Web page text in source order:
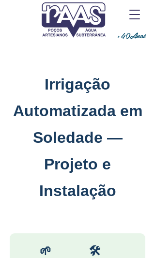
+40Anos
Irrigação
Automatizada em
Soledade —
Projeto e
Instalação
🌱 🛠